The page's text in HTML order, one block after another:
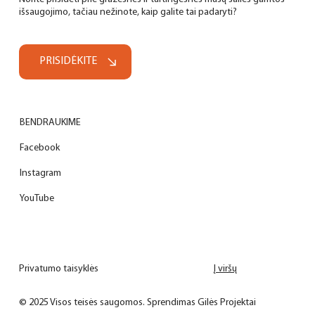
BENDRAUKIME
Facebook
Instagram
YouTube
išsaugojimo, tačiau nežinote, kaip galite tai padaryti?
PRISIDĖKITE
Privatumo taisyklės
© 2025 Visos teisės saugomos. Sprendimas Gilės Projektai
Į viršų